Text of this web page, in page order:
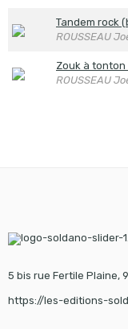
Tandem rock
ROUSSEAU
Zouk à
ROUSSEAU
5 bis rue Fertile Plaine,
https://les-editions-